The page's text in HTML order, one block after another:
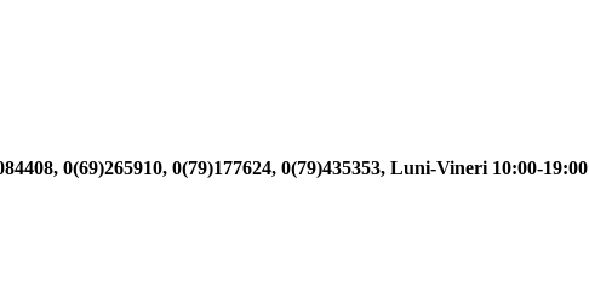
0(69)265910, 0(79)177624, 0(79)435353, Luni-Vineri 10:00-19:00